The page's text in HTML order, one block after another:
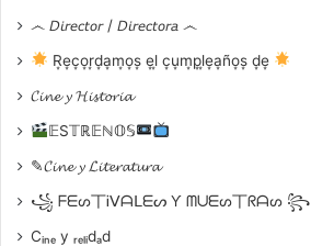
෴ 𝘋𝘪𝘳𝘦𝘤𝘵𝘰𝘳 / 𝘋𝘪𝘳𝘦𝘤𝘵𝘰𝘳𝘢 ෴
R͙e͙c͙o͙r͙d͙a͙m͙o͙s͙ e͙l͙ c͙u͙m͙p͙l͙e͙a͙ño͙s͙ d͙e͙
𝓒𝓲𝓷𝓮 𝔂 𝓗𝓲𝓼𝓽𝓸𝓻𝓲𝓪
𝔼S𝕋ℝ𝔼ℕ𝕆𝕊
✎𝓒𝓲𝓷𝓮 𝔂 𝓛𝓲𝓽𝓮𝓻𝓪𝓽𝓾𝓻𝓪
꧁ ᖴᗴᔕ丅Ꭵᐯᗩᒪᗴᔕ Ƴ ᗰᑌᗴᔕ丅ᖇᗩᔕ ꧂
Cᵢₙₑ y ᵣₑₗᵢdₐd